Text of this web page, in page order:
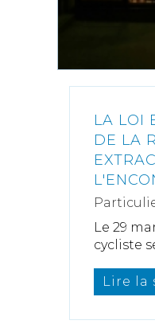
LA LOI
DE LA
Le 29
cycliste
Lire la